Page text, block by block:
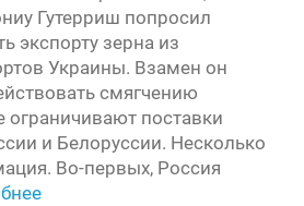
Гутерриш попросил
экспорту зерна из
Украины. Взамен он
смягчению
ограничивают поставки
и Белоруссии. Несколько
Во-первых, Россия